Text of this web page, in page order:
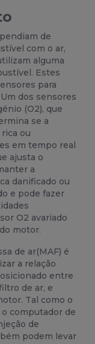
de
com o ar,
alguma
Estes
para
dos sensores
(O2), que
se a
ou
em tempo real
ajusta o
a
danificado ou
e pode fazer
O2 avariado
motor.
de ar(MAF) é
a relação
entre
de ar, e
Tal como o
computador de
de
podem levar